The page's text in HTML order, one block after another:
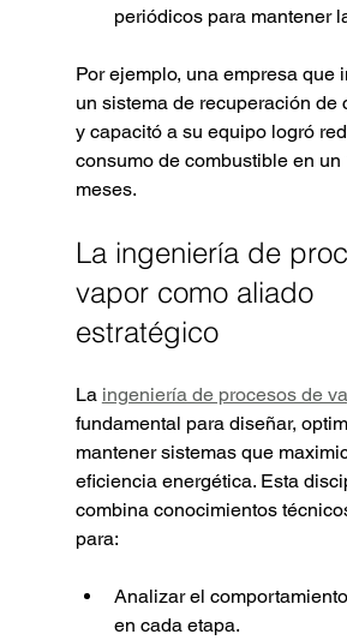
periódicos para mantener
Por ejemplo, una empresa que
un sistema de recuperación de
y capacitó a su equipo logró
consumo de combustible en un
meses.
La ingeniería de
vapor como aliado
estratégico
La ingeniería de procesos de
fundamental para diseñar,
mantener sistemas que
eficiencia energética. Esta
combina conocimientos
para:
Analizar el
en cada etapa.